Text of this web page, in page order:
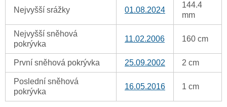
Nejvyšší srážky 01.08.2024
144.4
mm
Nejvyšší sněhová
pokrývka
11.02.2006 160 cm
První sněhová pokrývka 25.09.2002 2 cm
Poslední sněhová
pokrývka
16.05.2016 1 cm